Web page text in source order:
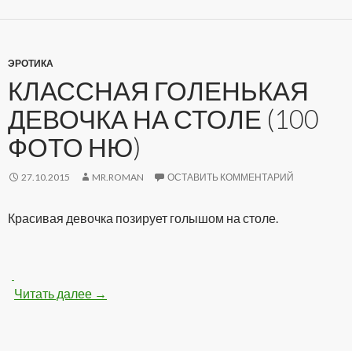
ЭРОТИКА
КЛАССНАЯ ГОЛЕНЬКАЯ
ДЕВОЧКА НА СТОЛЕ (100
ФОТО НЮ)
27.10.2015 MR.ROMAN ОСТАВИТЬ КОММЕНТАРИЙ
Красивая девочка позирует голышом на столе.
Читать далее Классная голенькая девочка на столе (100
→